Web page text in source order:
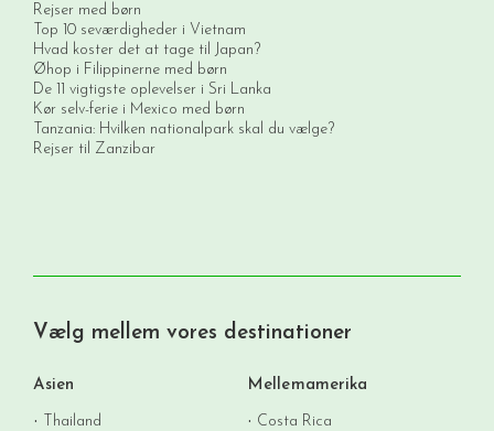
Rejser med børn
Top 10 seværdigheder i Vietnam
Hvad koster det at tage til Japan?
Øhop i Filippinerne med børn
De 11 vigtigste oplevelser i Sri Lanka
Kør selv-ferie i Mexico med børn
Tanzania: Hvilken nationalpark skal du vælge?
Rejser til Zanzibar
Vælg mellem vores destinationer
Asien
Thailand
Mellemamerika
Costa Rica